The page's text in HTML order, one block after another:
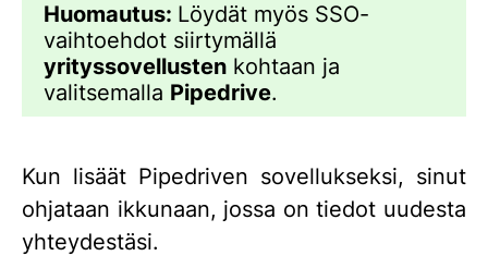
Huomautus: Löydät myös SSO-
vaihtoehdot siirtymällä
yrityssovellusten kohtaan ja
valitsemalla Pipedrive.
Kun lisäät Pipedriven sovellukseksi, sinut
ohjataan ikkunaan, jossa on tiedot uudesta
yhteydestäsi.